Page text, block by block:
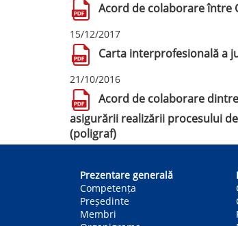
Acord de colaborare între
15/12/2017
Carta interprofesională a
21/10/2016
Acord de colaborare
asigurării realizării procesului
(poligraf)
navigation
Prezentare generală
Competența
Președinte
Membri